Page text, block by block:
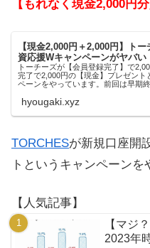
【もれなく現金2,000円分
【現金2,000円＋2,000円】ト
資応援Wキャンペーンがヤバい
トーチーズが【会員登録完了】で
完了で2,000円の【現金】プレゼント
ペーンをやっています。前回は早期
hyougaki.xyz
TORCHESが新規口座開
トというキャンペーンを
【人気記事】
【マジ
2023年